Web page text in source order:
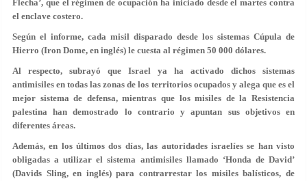
Flecha’, que el régimen de ocupación ha iniciado desde el martes contra
el enclave costero.
Según el informe, cada misil disparado desde los sistemas Cúpula de
Hierro (Iron Dome, en inglés) le cuesta al régimen 50 000 dólares.
Al respecto, subrayó que Israel ya ha activado dichos sistemas
antimisiles en todas las zonas de los territorios ocupados y alega que es el
mejor sistema de defensa, mientras que los misiles de la Resistencia
palestina han demostrado lo contrario y apuntan sus objetivos en
diferentes áreas.
Además, en los últimos dos días, las autoridades israelíes se han visto
obligadas a utilizar el sistema antimisiles llamado ‘Honda de David’
(Davids Sling, en inglés) para contrarrestar los misiles balísticos, de